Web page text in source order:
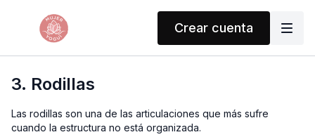
Crear cuenta
3. Rodillas
Las rodillas son una de las articulaciones que más sufre
cuando la estructura no está organizada.